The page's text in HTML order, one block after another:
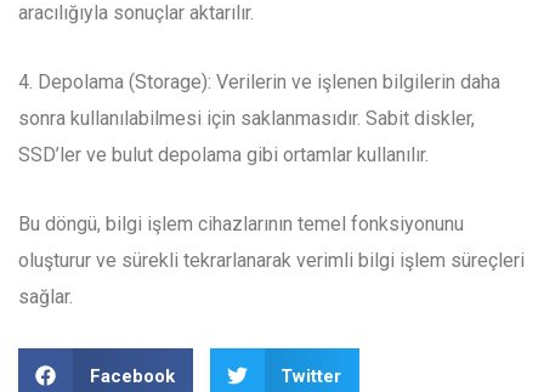
aracılığıyla sonuçlar aktarılır.
4. Depolama (Storage): Verilerin ve işlenen bilgilerin daha
sonra kullanılabilmesi için saklanmasıdır. Sabit diskler,
SSD’ler ve bulut depolama gibi ortamlar kullanılır.
Bu döngü, bilgi işlem cihazlarının temel fonksiyonunu
oluşturur ve sürekli tekrarlanarak verimli bilgi işlem süreçleri
sağlar.
Facebook Twitter